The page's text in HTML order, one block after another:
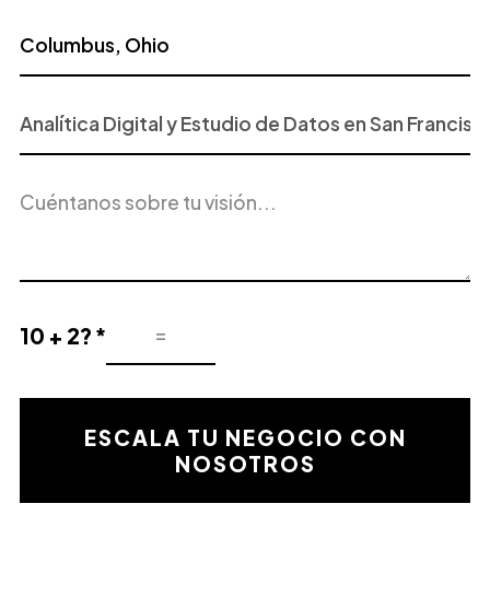
o
Servicio
Interés
del
10 + 2? *
Resultado
la
validaciónESCALA TU NEGOCIO CON
NOSOTROS